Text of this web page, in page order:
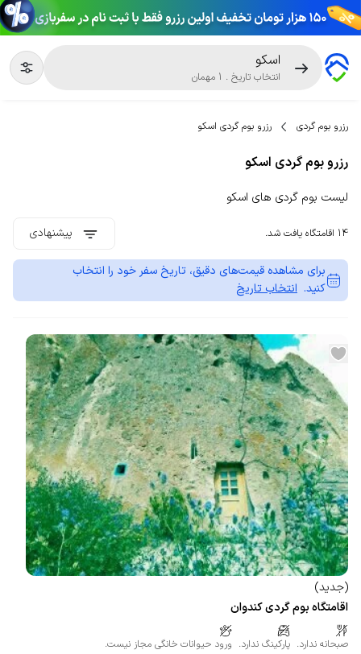
اسکو
انتخاب تاریخ .
1 مهمان
رزرو بوم گردی رزرو بوم گردی اسکو
رزرو بوم گردی اسکو
لیست بوم گردی های اسکو
14 اقامتگاه یافت شد. پیشنهادی
برای مشاهده قیمت‌های دقیق، تاریخ سفر خود را انتخاب
کنید. انتخاب تاریخ
(جدید)
اقامتگاه بوم گردی کندوان
صبحانه ندارد. پارکینگ ندارد. ورود حیوانات خانگی مجاز نیست.